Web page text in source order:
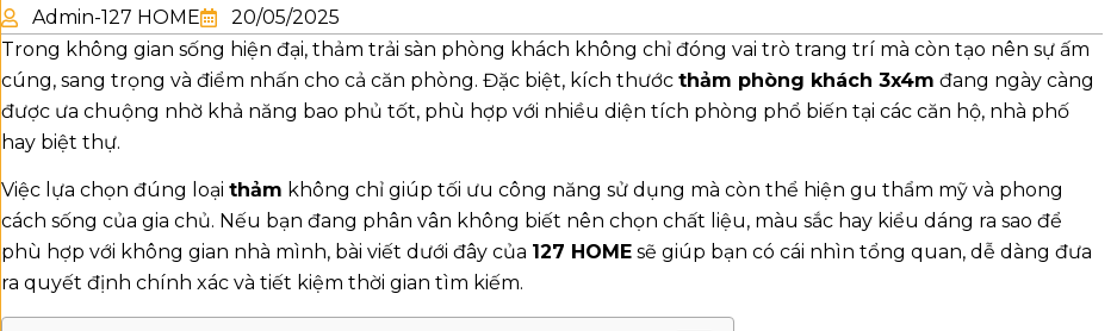
Admin-127 HOME
20/05/2025
Trong không gian sống hiện đại, thảm trải sàn phòng khách không chỉ đóng vai trò trang trí mà còn tạo nên sự ấm
cúng, sang trọng và điểm nhấn cho cả căn phòng. Đặc biệt, kích thước thảm phòng khách 3x4m đang ngày càng
được ưa chuộng nhờ khả năng bao phủ tốt, phù hợp với nhiều diện tích phòng phổ biến tại các căn hộ, nhà phố
hay biệt thự.
Việc lựa chọn đúng loại thảm không chỉ giúp tối ưu công năng sử dụng mà còn thể hiện gu thẩm mỹ và phong
cách sống của gia chủ. Nếu bạn đang phân vân không biết nên chọn chất liệu, màu sắc hay kiểu dáng ra sao để
phù hợp với không gian nhà mình, bài viết dưới đây của 127 HOME sẽ giúp bạn có cái nhìn tổng quan, dễ dàng đưa
ra quyết định chính xác và tiết kiệm thời gian tìm kiếm.